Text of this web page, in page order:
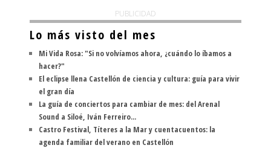
PUBLICIDAD
Lo más visto del mes
Mi Vida Rosa: "Si no volvíamos ahora, ¿cuándo lo íbamos a
hacer?"
El eclipse llena Castellón de ciencia y cultura: guía para vivir
el gran día
La guía de conciertos para cambiar de mes: del Arenal
Sound a Siloé, Iván Ferreiro...
Castro Festival, Títeres a la Mar y cuentacuentos: la
agenda familiar del verano en Castellón